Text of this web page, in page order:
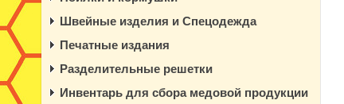
Швейные изделия и Спецодежда
Печатные издания
Разделительные решетки
Инвентарь для сбора медовой продукции